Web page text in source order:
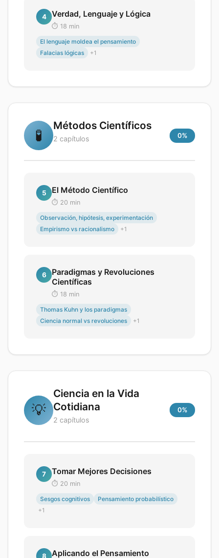
4 Verdad, Lenguaje y Lógica
⏱️ 18 min
El lenguaje moldea el pensamiento
Falacias lógicas
+1
🧪
Métodos Científicos
2 capítulos 0%
5 El Método Científico
⏱️ 20 min
Observación, hipótesis, experimentación
Empirismo vs racionalismo
+1
6
Paradigmas y Revoluciones
Científicas
⏱️ 18 min
Thomas Kuhn y los paradigmas
Ciencia normal vs revoluciones
+1
💡
Ciencia en la Vida
Cotidiana
2 capítulos
0%
7 Tomar Mejores Decisiones
⏱️ 20 min
Sesgos cognitivos
Pensamiento probabilístico
+1
8
Aplicando el Pensamiento